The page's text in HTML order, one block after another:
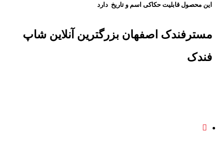
این محصول قابلیت حکاکی اسم و تاریخ دارد
مسترفندک اصفهان بزرگترین آنلاین شاپ
فندک